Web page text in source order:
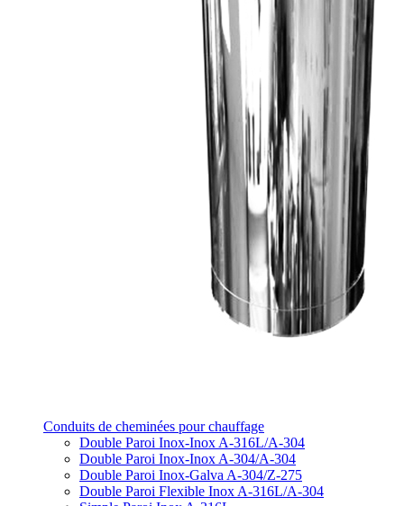
Conduits de cheminées pour chauffage
Double Paroi Inox-Inox A-316L/A-304
Double Paroi Inox-Inox A-304/A-304
Double Paroi Inox-Galva A-304/Z-275
Double Paroi Flexible Inox A-316L/A-304